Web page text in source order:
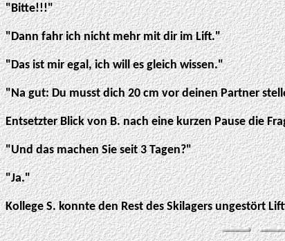
"Bitte!!!"
"Dann fahr ich nicht mehr mit dir im Lift."
"Das ist mir egal, ich will es gleich wissen."
"Na gut: Du musst dich 20 cm vor deinen Partner
Entsetzter Blick von B. nach eine kurzen Pause die
"Und das machen Sie seit 3 Tagen?"
"Ja."
Kollege S. konnte den Rest des Skilagers ungestört